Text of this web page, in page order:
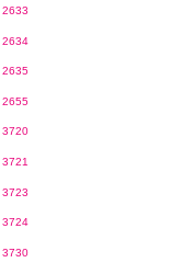
2633
2634
2635
2655
3720
3723
3724
3730